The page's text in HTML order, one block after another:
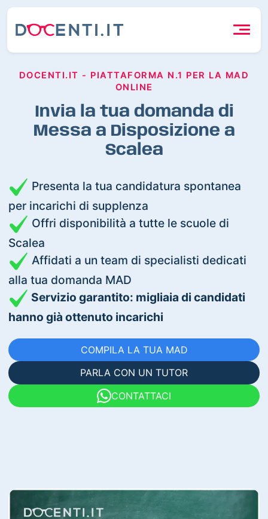
DOCENTI.IT - PIATTAFORMA N.1 PER LA MAD
ONLINE
Invia la tua domanda di
Messa a Disposizione a
Scalea
Presenta la tua candidatura spontanea
per incarichi di supplenza
Offri disponibilità a tutte le scuole di
Scalea
Affidati a un team di specialisti dedicati
alla tua domanda MAD
Servizio garantito: migliaia di candidati
hanno già ottenuto incarichi
COMPILA LA TUA MAD
PARLA CON UN TUTOR
CONTATTACI